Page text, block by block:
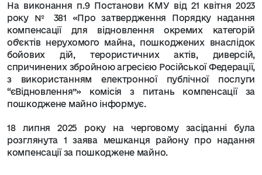
На виконання п.9 Постанови КМУ від 21 квітня 2023
року № 381 «Про затвердження Порядку надання
компенсації для відновлення окремих категорій
об’єктів нерухомого майна, пошкоджених внаслідок
бойових дій, терористичних актів, диверсій,
спричинених збройною агресією Російської Федерації,
з використанням електронної публічної послуги
“єВідновлення”» комісія з питань компенсації за
пошкоджене майно інформує.
18 липня 2025 року на черговому засіданні була
розглянута 1 заява мешканця району про надання
компенсації за пошкоджене майно.